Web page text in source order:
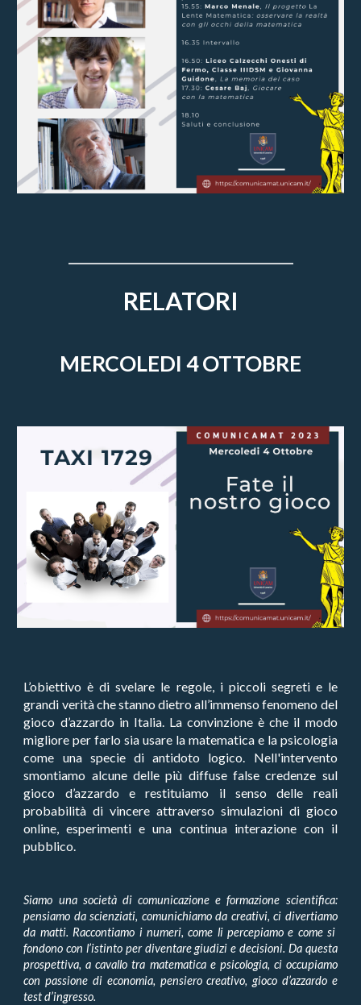
RELATORI
MERCOLEDI 4 OTTOBRE
L’obiettivo è di svelare le regole, i piccoli segreti e le
grandi verità che stanno dietro all’immenso fenomeno del
gioco d’azzardo in Italia. La convinzione è che il modo
migliore per farlo sia usare la matematica e la psicologia
come una specie di antidoto logico. Nell'intervento
smontiamo alcune delle più diffuse false credenze sul
gioco d’azzardo e restituiamo il senso delle reali
probabilità di vincere attraverso simulazioni di gioco
online, esperimenti e una continua interazione con il
pubblico.
Siamo una società dicomunicazione eformazione scientifica:
pensiamo dascienziati, comunichiamo da creativi, ci divertiamo
da matti. Raccontiamo i numeri, come li percepiamo e come si
fondono con l’istinto per diventare giudizi e decisioni. Da questa
prospettiva, a cavallo tra matematicae psicologia, ci occupiamo
con passione di economia, pensiero creativo, gioco d’azzardo e
test d’ingresso.